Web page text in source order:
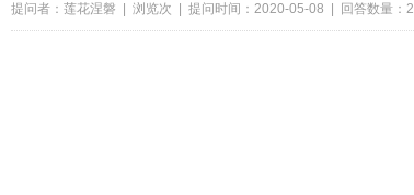
提问者：莲花涅磐 | 浏览次 | 提问时间：2020-05-08 | 回答数量：2